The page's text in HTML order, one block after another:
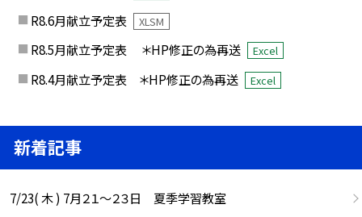
R8.6月献立予定表
XLSM
R8.5月献立予定表 ＊HP修正の為再送 Excel
R8.4月献立予定表 ＊HP修正の為再送 Excel
新着記事
7/23( 木 ) 7月２１～２３日 夏季学習教室